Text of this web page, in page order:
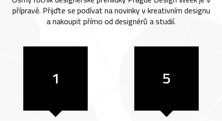
přípravě. Přijďte se podívat na novinky v kreativním designu
a nakoupit přímo od designérů a studií.
1 5